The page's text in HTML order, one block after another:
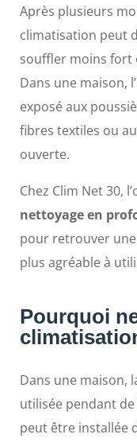
Après plusieurs
climatisation peut
souffler moins fort
Dans une maison,
exposé aux
fibres textiles ou
ouverte.
Chez Clim Net 30,
nettoyage en
pour retrouver
plus agréable à
Pourquoi
Dans une maison,
utilisée pendant
peut être installée